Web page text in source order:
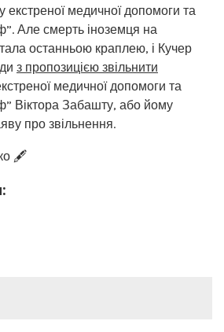
екстреної медичної допомоги та
Але смерть іноземця на
останньою краплею, і Кучер
з пропозицією звільнити
медичної допомоги та
Віктора Забашту, або йому
про звільнення.
🖋️